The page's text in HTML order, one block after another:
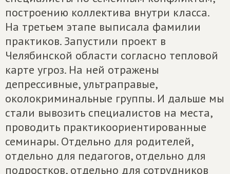
построению коллектива внутри класса.
На третьем этапе выписала фамилии
практиков. Запустили проект в
Челябинской области согласно тепловой
карте угроз. На ней отражены
депрессивные, ультраправые,
околокриминальные группы. И дальше мы
стали вывозить специалистов на места,
проводить практикоориентированные
семинары. Отдельно для родителей,
отдельно для педагогов, отдельно для
подростков, отдельно для сотрудников